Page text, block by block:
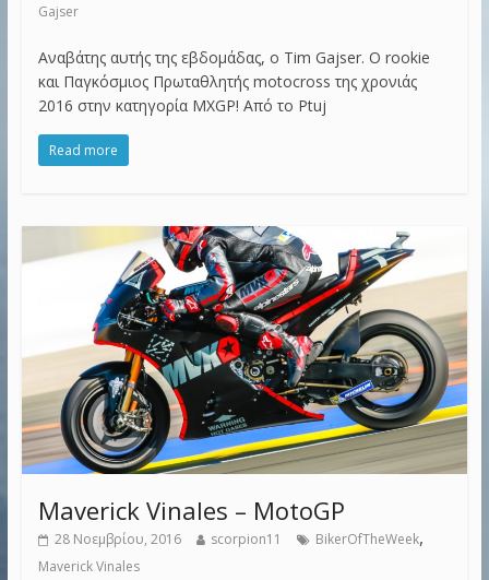
Gajser
Αναβάτης αυτής της εβδομάδας, ο Tim Gajser. Ο rookie
και Παγκόσμιος Πρωταθλητής motocross της χρονιάς
2016 στην κατηγορία MXGP! Από το Ptuj
Read more
Maverick Vinales – MotoGP
28 Νοεμβρίου, 2016 scorpion11 BikerOfTheWeek,
Maverick Vinales